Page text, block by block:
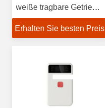
weiße tragbare Getriebe-
Meter-13mm
Erhalten Sie besten Preis